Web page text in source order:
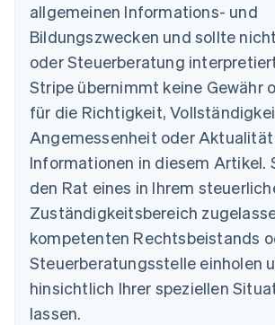
allgemeinen Informations- und
Bildungszwecken und sollte
oder Steuerberatung
Stripe übernimmt keine Gewähr
für die Richtigkeit,
Angemessenheit oder
Informationen in diesem Artikel.
den Rat eines in Ihrem
Zuständigkeitsbereich
kompetenten Rechtsbeistands
Steuerberatungsstelle einholen
hinsichtlich Ihrer speziellen
lassen.
Australien
English
Nederlands FrançaisDeutschEnglish
Brasilien
English
Bulgarien
English
Dänemark
Deutschland
DeutschEnglish
Estland
English
Festlandchina
简体中文